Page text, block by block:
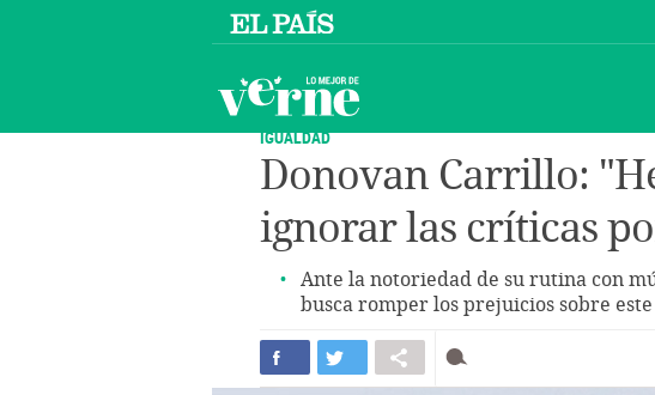
IGUALDAD
Donovan Carrillo:
ignorar las críticas
Ante la notoriedad de su rutina con
busca romper los prejuicios sobre